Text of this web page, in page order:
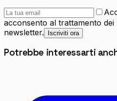
acconsento al trattamento
newsletter.
Iscriviti ora
Potrebbe interessarti